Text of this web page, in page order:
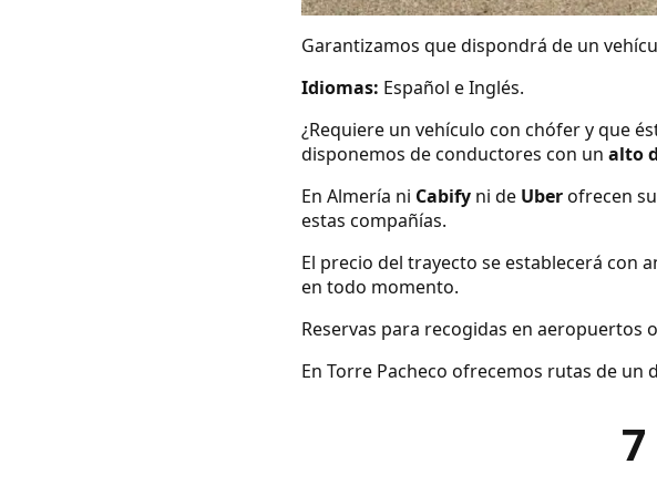
Garantizamos que dispondrá de un
Idiomas: Español e Inglés.
¿Requiere un vehículo con chófer y que
disponemos de conductores con un alto
En Almería ni Cabify ni de Uberofrecen
estas compañías.
El precio del trayecto se establecerá
en todo momento.
Reservas para recogidas en aeropuertos
En Torre Pacheco ofrecemos rutas de un